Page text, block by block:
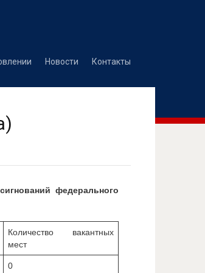
Новости Контакты
федерального
Количество вакантных
мест
0